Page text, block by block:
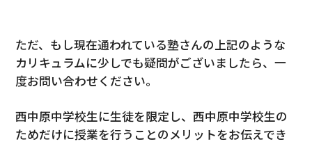
ただ、もし現在通われている塾さんの上記のような
カリキュラムに少しでも疑問がございましたら、一
度お問い合わせください。
西中原中学校生に生徒を限定し、西中原中学校生の
ためだけに授業を行うことのメリットをお伝えでき